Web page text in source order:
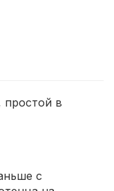
простой в
с